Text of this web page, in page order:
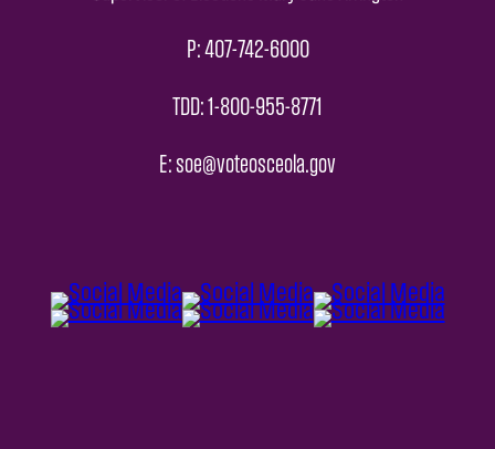
P: 407-742-6000
TDD: 1-800-955-8771
E: soe@voteosceola.gov